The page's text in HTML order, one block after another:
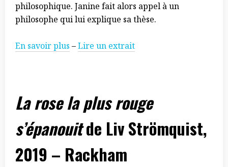
philosophique. Janine fait alors appel à un
philosophe qui lui explique sa thèse.
En savoir plus –Lire un extrait
La rose la plus rouge
s’épanouitde Liv Strömquist,
2019 – Rackham